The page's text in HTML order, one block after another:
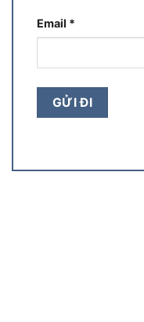
Email *